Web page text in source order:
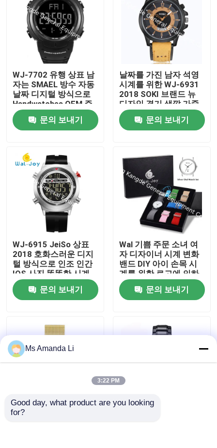
집
제품
우리에 대하여
공장 여행
품질 관리
뉴스
인용문을 요구하세요
WJ-7702 유행 상표 남
자는 SMAEL 방수 자동
날짜 디지털 방식으로
Handwatches OEM 주
문 로고 플라스틱 손목
시계를 봅니다
문의 보내기
날짜를 가진 남자 석영
시계를 위한 WJ-6931
2018 SOKI 브랜드 뉴
디자인 경기 색깔 가죽
시계
문의 보내기
WJ-6915 JeiSo 상표
2018 호화스러운 디지
털 방식으로 인조 인간
IOS 사진 똑똑한 시계
남자는 보수계와
Bluetooth를 가진 손목
시계를 방수 처리합니
문의 보내기
Wal 기쁨 주문 소녀 여
자 디자이너 시계 변화
밴드 DIY 아이 손목 시
계를 위한 로고에 의하
여 길쌈되는 결박 호화
스러운 선물 시계 세트
문의 보내기
WJ-5263 MEGIR 상표
Ms Amanda Li
3:22 PM
Good day, what product are you looking
for?